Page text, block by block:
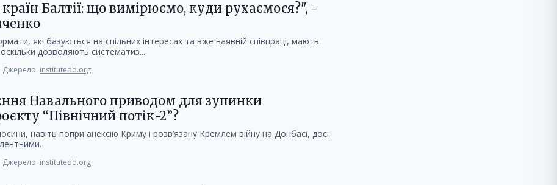
Балтії: що вимірюємо, куди рухаємося?", -
які базуються на спільних інтересах та вже наявній співпраці, мають
дозволяють систематиз...
Джерело: institutedd.org
Навального приводом для зупинки
“Північний потік-2”?
навіть попри анексію Криму і розв’язану Кремлем війну на Донбасі, досі
Джерело: institutedd.org